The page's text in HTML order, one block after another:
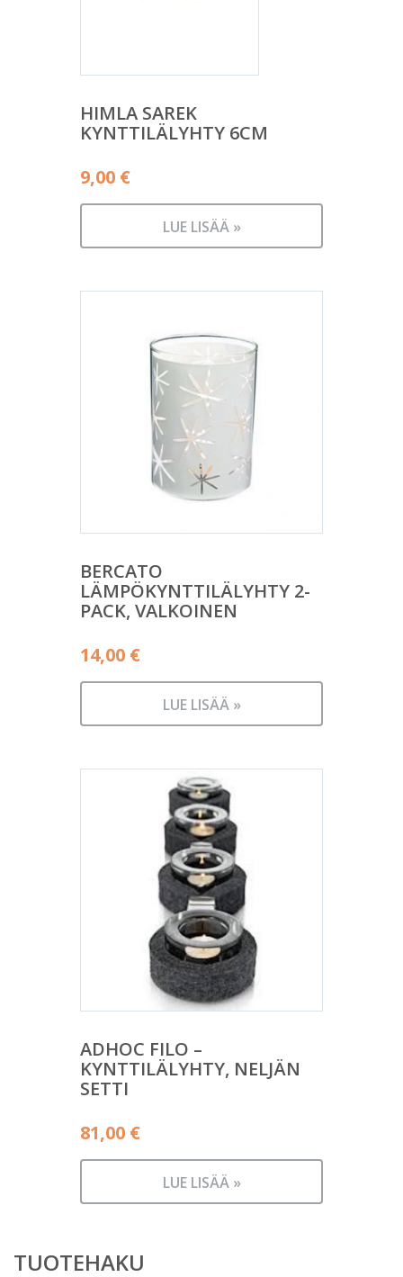
HIMLA SAREK
KYNTTILÄLYHTY 6CM
9,00 €
LUE LISÄÄ »
BERCATO
LÄMPÖKYNTTILÄLYHTY 2-
PACK, VALKOINEN
14,00 €
LUE LISÄÄ »
ADHOC FILO –
KYNTTILÄLYHTY, NELJÄN
SETTI
81,00 €
LUE LISÄÄ »
TUOTEHAKU